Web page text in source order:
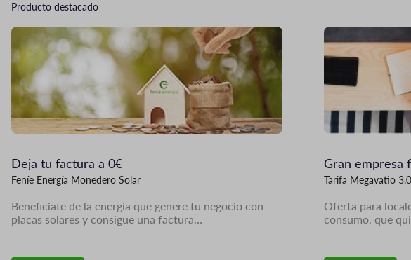
Producto destacado
Imagen
Deja tu factura a 0€
Feníe Energía Monedero Solar
Beneficiate de la energía que genere tu negocio con
placas solares y consigue una factura…
Imagen
Gran empresa
Tarifa Megavatio
Oferta para
consumo, que